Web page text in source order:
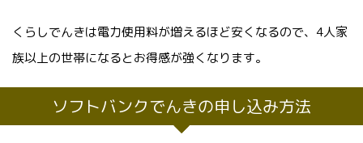
くらしでんきは電力使用料が増えるほど安くなるので、4人家
族以上の世帯になるとお得感が強くなります。
ソフトバンクでんきの申し込み方法